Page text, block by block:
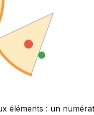
éléments : un